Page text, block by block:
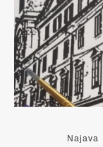
Najava